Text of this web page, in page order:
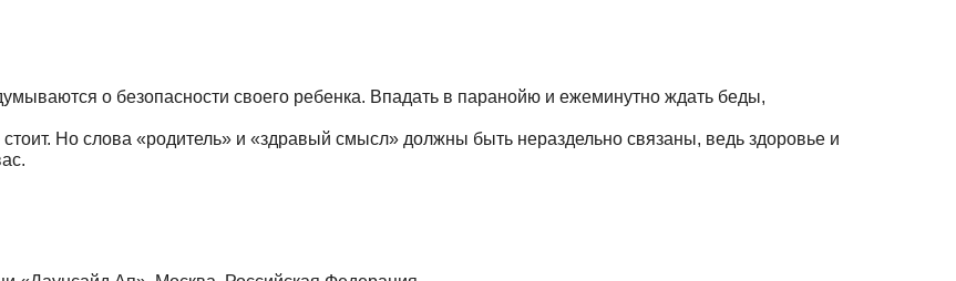
о безопасности своего ребенка. Впадать в паранойю и ежеминутно ждать беды,
Но слова «родитель» и «здравый смысл» должны быть нераздельно связаны, ведь здоровье и